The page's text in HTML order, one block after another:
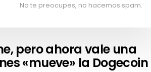
No te preocupes, no hacemos spam.
pero ahora vale una
«mueve» la Dogecoin